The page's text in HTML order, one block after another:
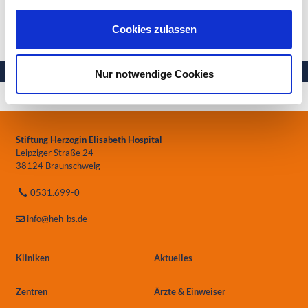
Cookies zulassen
Nur notwendige Cookies
Ihre Gesundheit in besten Händen
Stiftung Herzogin Elisabeth Hospital
Leipziger Straße 24
38124 Braunschweig
0531.699-0
info@heh-bs.de
Kliniken Aktuelles
Zentren Ärzte & Einweiser